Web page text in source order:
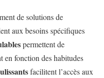
de solutions de
aux besoins spécifiques
permettent de
en fonction des habitudes
facilitent l’accès aux